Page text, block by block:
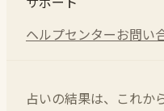
ヘルプセンターお問い
占いの結果は、これか